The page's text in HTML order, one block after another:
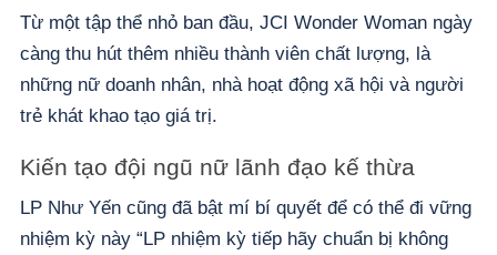
Từ một tập thể nhỏ ban đầu, JCI Wonder Woman ngày
càng thu hút thêm nhiều thành viên chất lượng, là
những nữ doanh nhân, nhà hoạt động xã hội và người
trẻ khát khao tạo giá trị.
Kiến tạo đội ngũ nữ lãnh đạo kế thừa
LP Như Yến cũng đã bật mí bí quyết để có thể đi vững
nhiệm kỳ này “LP nhiệm kỳ tiếp hãy chuẩn bị không